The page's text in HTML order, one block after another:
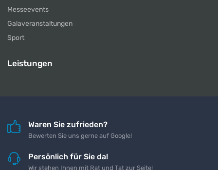
Messeevents
Galaveranstaltungen
Sport
Leistungen
Waren Sie zufrieden?
Bewerten Sie uns gerne auf Google!
Persönlich für Sie da!
Wir stehen Ihnen mit Rat und Tat zur Seite!